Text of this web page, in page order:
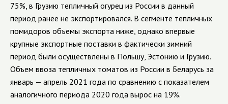
75%, в Грузию тепличный огурец из России в данный
период ранее не экспортировался. В сегменте тепличных
помидоров объемы экспорта ниже, однако впервые
крупные экспортные поставки в фактически зимний
период были осуществлены в Польшу, Эстонию и Грузию.
Объем ввоза тепличных томатов из России в Беларусь за
январь — апрель 2021 года по сравнению с показателем
аналогичного периода 2020 года вырос на 19%.